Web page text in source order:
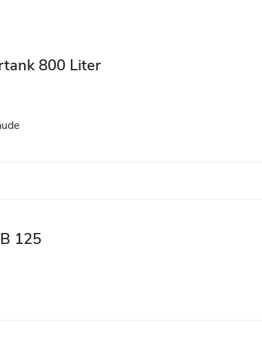
800 Liter
125